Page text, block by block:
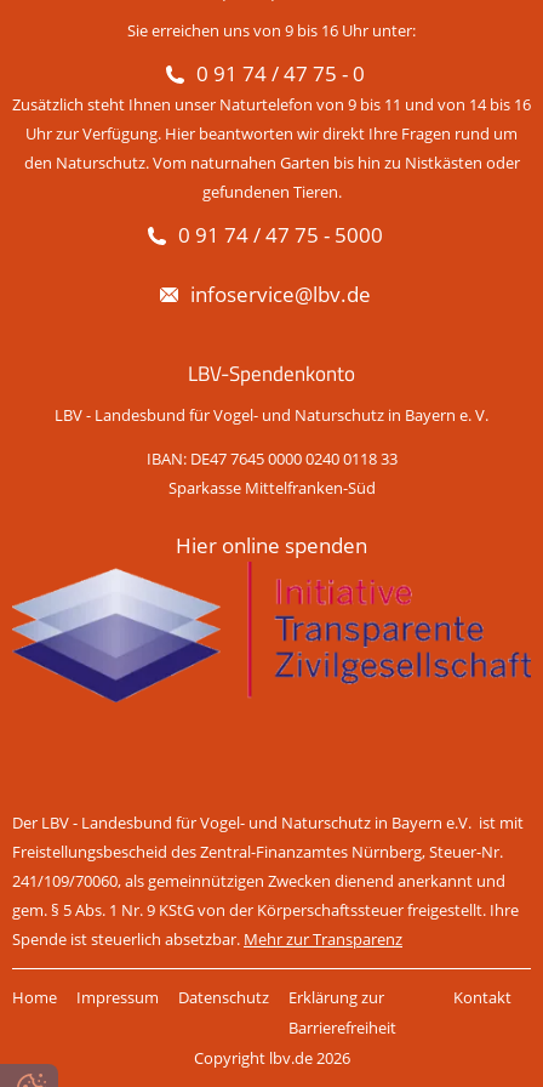
Sie erreichen uns von 9 bis 16 Uhr unter:
0 91 74 / 47 75 - 0
Zusätzlich steht Ihnen unser Naturtelefon von 9 bis 11 und von 14 bis 16
Uhr zur Verfügung. Hier beantworten wir direkt Ihre Fragen rund um
den Naturschutz. Vom naturnahen Garten bis hin zu Nistkästen oder
gefundenen Tieren.
0 91 74 / 47 75 - 5000
infoservice@lbv.de
LBV-Spendenkonto
LBV - Landesbund für Vogel- und Naturschutz in Bayern e. V.
IBAN: DE47 7645 0000 0240 0118 33
Sparkasse Mittelfranken-Süd
Hier online spenden
Der LBV - Landesbund für Vogel- und Naturschutz in Bayern e.V. ist mit
Freistellungsbescheid des Zentral-Finanzamtes Nürnberg, Steuer-Nr.
241/109/70060, als gemeinnützigen Zwecken dienend anerkannt und
gem. § 5 Abs. 1 Nr. 9 KStG von der Körperschaftssteuer freigestellt. Ihre
Spende ist steuerlich absetzbar. Mehr zur Transparenz
überspringen
Home Impressum Datenschutz
Erklärung zur
Barrierefreiheit
Kontakt
Copyright lbv.de 2026